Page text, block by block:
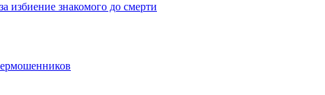
избиение знакомого до смерти